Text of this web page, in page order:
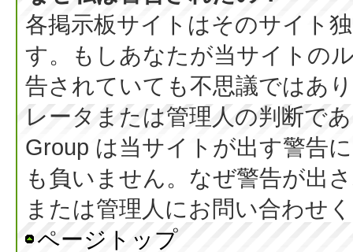
各掲示板サイトはそのサイト
す。もしあなたが当サイトの
告されていても不思議ではあ
レータまたは管理人の判断で
Group は当サイトが出す警告
も負いません。なぜ警告が出
または管理人にお問い合わせ
ページトップ